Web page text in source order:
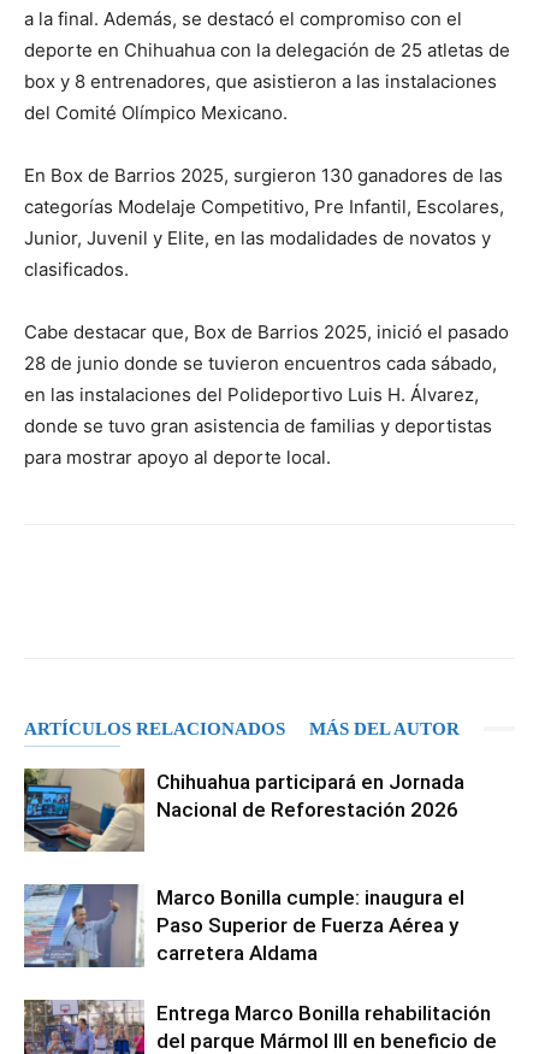
a la final. Además, se destacó el compromiso con el
deporte en Chihuahua con la delegación de 25 atletas de
box y 8 entrenadores, que asistieron a las instalaciones
del Comité Olímpico Mexicano.
En Box de Barrios 2025, surgieron 130 ganadores de las
categorías Modelaje Competitivo, Pre Infantil, Escolares,
Junior, Juvenil y Elite, en las modalidades de novatos y
clasificados.
Cabe destacar que, Box de Barrios 2025, inició el pasado
28 de junio donde se tuvieron encuentros cada sábado,
en las instalaciones del Polideportivo Luis H. Álvarez,
donde se tuvo gran asistencia de familias y deportistas
para mostrar apoyo al deporte local.
ARTÍCULOS RELACIONADOS MÁS DEL AUTOR
Chihuahua participará en Jornada
Nacional de Reforestación 2026
Marco Bonilla cumple: inaugura el
Paso Superior de Fuerza Aérea y
carretera Aldama
Entrega Marco Bonilla rehabilitación
del parque Mármol III en beneficio de